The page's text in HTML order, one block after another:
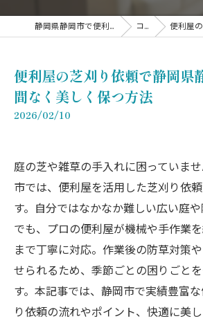
静岡県静岡市で便利屋ならよろず屋神さん コラム 便利屋の芝刈り
便利屋の芝刈り依頼で静岡県
間なく美しく保つ方法
2026/02/10
庭の芝や雑草の手入れに困っていま
市では、便利屋を活用した芝刈り依
す。自分ではなかなか難しい広い庭
でも、プロの便利屋が機械や手作業
まで丁寧に対応。作業後の防草対策
せられるため、季節ごとの困りごと
す。本記事では、静岡市で実績豊富
り依頼の流れやポイント、快適に美